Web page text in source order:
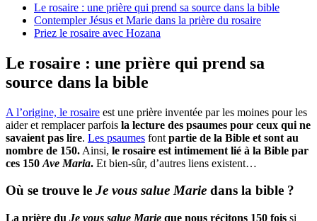
Le rosaire : une prière qui prend sa source dans la bible
Contempler Jésus et Marie dans la prière du rosaire
Priez le rosaire avec Hozana
Le rosaire : une prière qui prend sa
source dans la bible
A l’origine, le rosaire est une prière inventée par les moines pour les
aider et remplacer parfois la lecture des psaumes pour ceux qui ne
savaient pas lire. Les psaumes font partie de la Bible et sont au
nombre de 150. Ainsi, le rosaire est intimement lié à la Bible par
ces 150 Ave Maria. Et bien-sûr, d’autres liens existent…
Où se trouve le Je vous salue Marie dans la bible ?
La prière du Je vous salue Marie que nous récitons 150 fois si